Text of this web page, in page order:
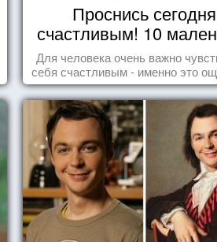
Проснись сегодня
счастливым! 10
радостей
Счастья
Для человека очень важно
себя счастливым - именно это
дарит позитивные эмоции и
каждый день в маленький